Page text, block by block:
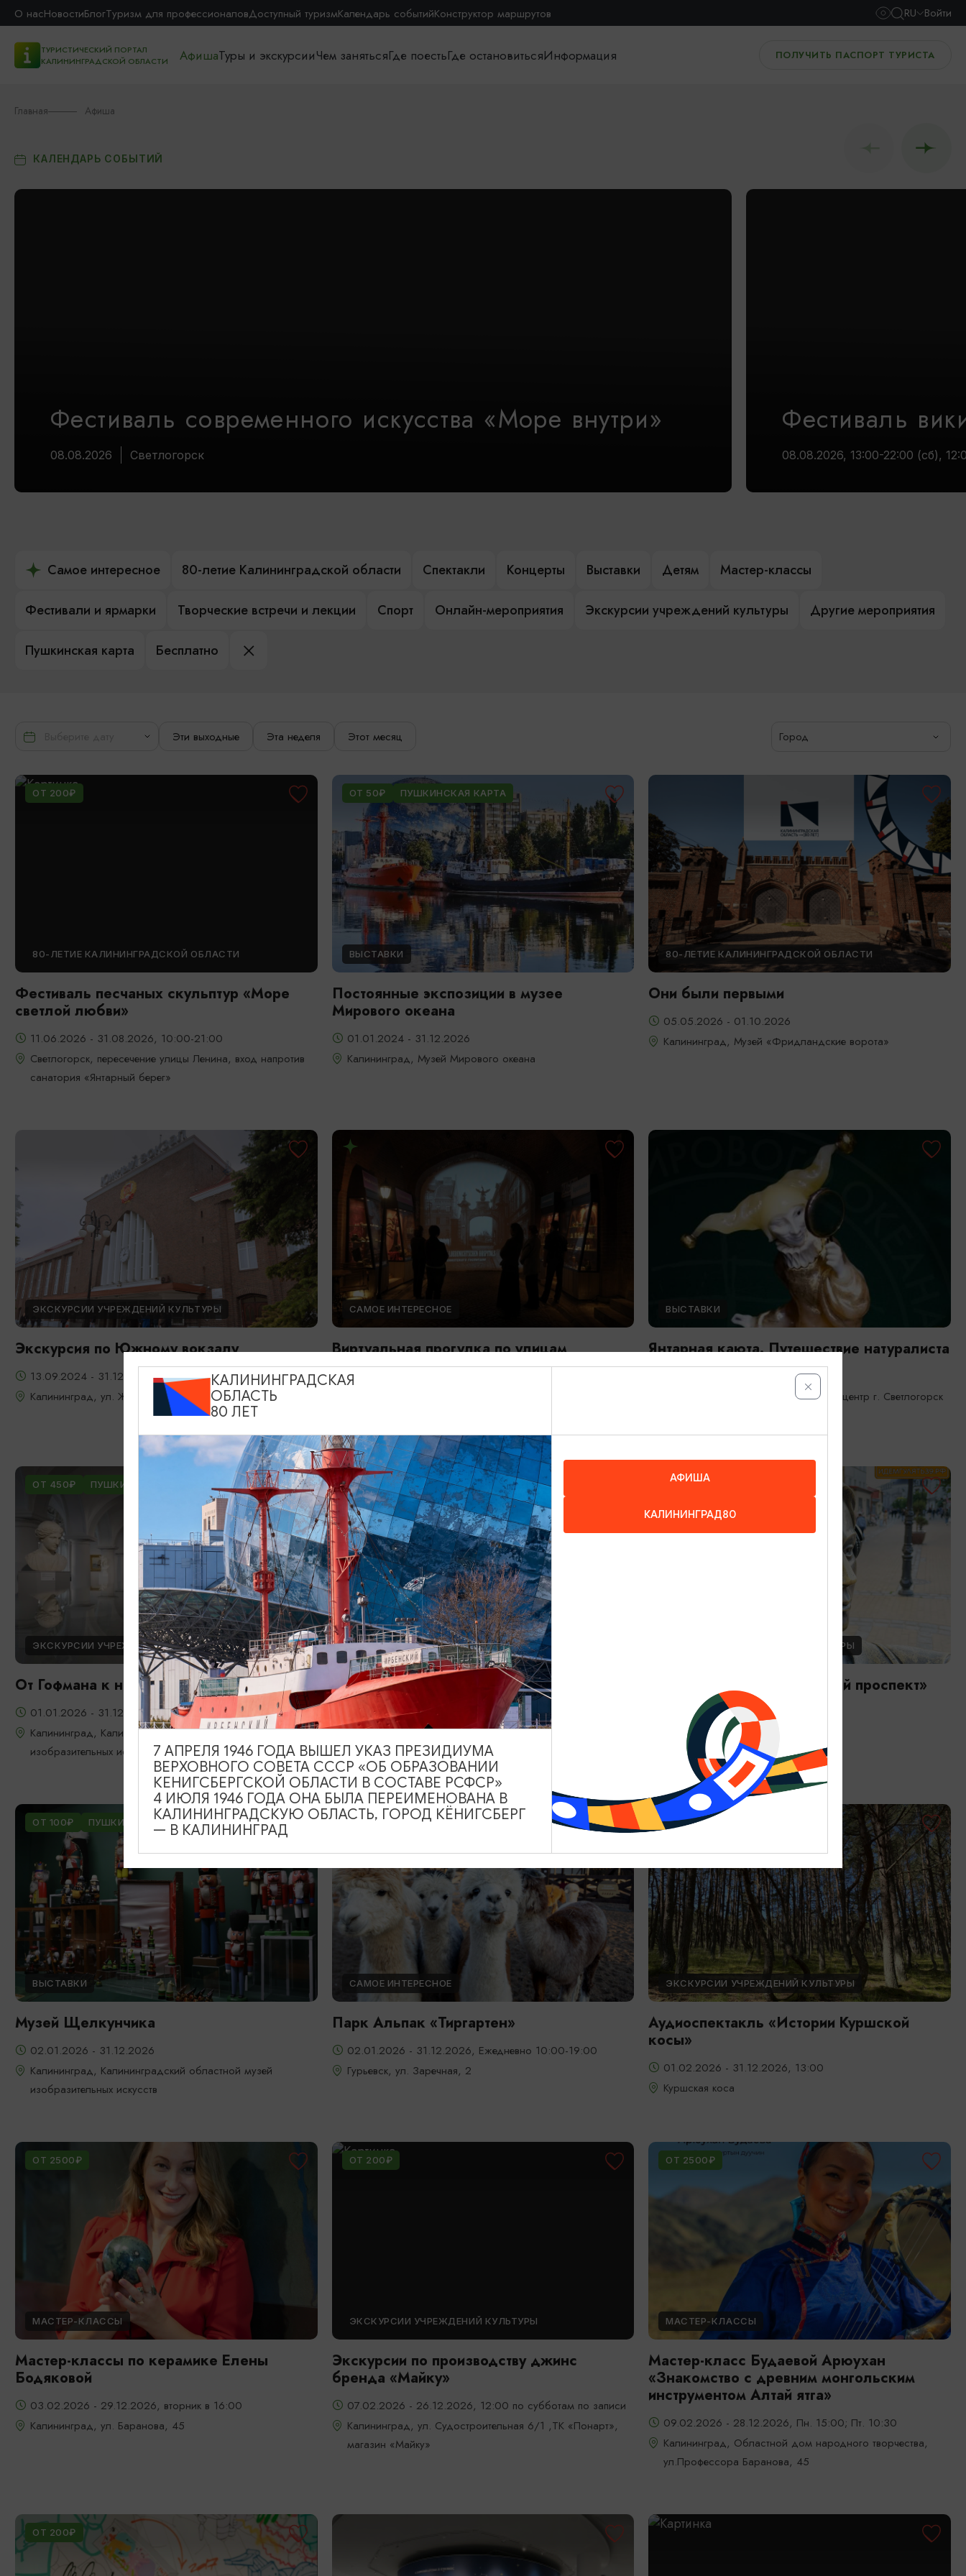
О насНовостиБлогТуризм для профессионаловДоступный туризмКалендарь событийКонструктор маршрутов RU Войти
ТУРИСТИЧЕСКИЙ ПОРТАЛ
КАЛИНИНГРАДСКОЙ ОБЛАСТИ
АфишаТуры и экскурсииЧем занятьсяГде поестьГде остановитьсяИнформация ПОЛУЧИТЬ ПАСПОРТ ТУРИСТА
Главная Афиша
КАЛЕНДАРЬ СОБЫТИЙ
Фестиваль современного искусства «Море внутри»
08.08.2026 Светлогорск
Фестиваль
08.08.2026, 13:00-22:00 (сб),
Самое интересное 80-летие Калининградской области Спектакли Концерты Выставки Детям Мастер-классы
Фестивали и ярмарки Творческие встречи и лекции Спорт Онлайн-мероприятия Экскурсии учреждений культуры Другие мероприятия
Пушкинская карта Бесплатно
Эти выходные Эта неделя Этот месяц Город
ОТ 200₽
80-ЛЕТИЕ КАЛИНИНГРАДСКОЙ ОБЛАСТИ
Фестиваль песчаных скульптур «Море
светлой любви»
11.06.2026 - 31.08.2026, 10:00-21:00
Светлогорск, пересечение улицы Ленина, вход напротив
санатория «Янтарный берег»
ОТ 50₽ ПУШКИНСКАЯ КАРТА
ВЫСТАВКИ
Постоянные экспозиции в музее
Мирового океана
01.01.2024 - 31.12.2026
Калининград, Музей Мирового океана
80-ЛЕТИЕ КАЛИНИНГРАДСКОЙ ОБЛАСТИ
Они были первыми
05.05.2026 - 01.10.2026
Калининград, Музей «Фридландские ворота»
ЭКСКУРСИИ УЧРЕЖДЕНИЙ КУЛЬТУРЫ
Экскурсия по Южному вокзалу
13.09.2024 - 31.12.2026
Калининград, ул. Железнодорожная, д. 13-23
САМОЕ ИНТЕРЕСНОЕ
Виртуальная прогулка по улицам
Кёнигсберга
ВЫСТАВКИ
Янтарная каюта. Путешествие натуралиста
Светлогорск, Морской выставочный центр г. Светлогорск
ОТ 450₽ ПУШКИНСКАЯ КАРТА
ЭКСКУРСИИ УЧРЕЖДЕНИЙ КУЛЬТУРЫ
От Гофмана к новой реальности
01.01.2026 - 31.12.2026
Калининград, Калининградский областной музей
изобразительных искусств
ОТ 1200₽
СПЕКТАКЛИ
Аудиоспектакль «Истории Рыбной
Деревни»
01.01.2026 - 31.12.2026, 14:00
Калининград
ОТ 1200₽
ЭКСКУРСИИ УЧРЕЖДЕНИЙ КУЛЬТУРЫ
Аудиоспектакль «Курортный проспект»
01.01.2026 - 31.12.2026, 13:00
Зеленоградск, ул. Тургенева, 1Б
ОТ 100₽ ПУШКИНСКАЯ КАРТА
ВЫСТАВКИ
Музей Щелкунчика
02.01.2026 - 31.12.2026
Калининград, Калининградский областной музей
изобразительных искусств
САМОЕ ИНТЕРЕСНОЕ
Парк Альпак «Тиргартен»
02.01.2026 - 31.12.2026, Ежедневно 10:00-19:00
Гурьевск, ул. Заречная, 2
ОТ 9000₽
ЭКСКУРСИИ УЧРЕЖДЕНИЙ КУЛЬТУРЫ
Аудиоспектакль «Истории Куршской
косы»
01.02.2026 - 31.12.2026, 13:00
Куршская коса
ОТ 2500₽
МАСТЕР-КЛАССЫ
Мастер-классы по керамике Елены
Бодяковой
03.02.2026 - 29.12.2026, вторник в 16:00
Калининград, ул. Баранова, 45
ОТ 200₽
ЭКСКУРСИИ УЧРЕЖДЕНИЙ КУЛЬТУРЫ
Экскурсии по производству джинс
бренда «Майку»
07.02.2026 - 26.12.2026, 12:00 по субботам по записи
Калининград, ул. Судостроительная 6/1 ,ТК «Понарт»,
магазин «Майку»
ОТ 2500₽
МАСТЕР-КЛАССЫ
Мастер-класс Будаевой Арюухан
«Знакомство с древним монгольским
инструментом Алтай ятга»
09.02.2026 - 28.12.2026, Пн. 15:00; Пт. 10:30
Калининград, Областной дом народного творчества,
ул.Профессора Баранова, 45
ОТ 200₽
КАЛИНИНГРАДСКАЯ
ОБЛАСТЬ
80 ЛЕТ
АФИША
КАЛИНИНГРАД80
7 АПРЕЛЯ 1946 ГОДА ВЫШЕЛ УКАЗ ПРЕЗИДИУМА
ВЕРХОВНОГО СОВЕТА СССР «ОБ ОБРАЗОВАНИИ
КЕНИГСБЕРГСКОЙ ОБЛАСТИ В СОСТАВЕ РСФСР»
4 ИЮЛЯ 1946 ГОДА ОНА БЫЛА ПЕРЕИМЕНОВАНА В
КАЛИНИНГРАДСКУЮ ОБЛАСТЬ, ГОРОД КЁНИГСБЕРГ
— В КАЛИНИНГРАД